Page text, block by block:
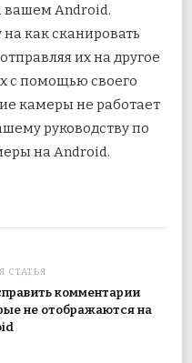
вашем Android.
как сканировать
их на другое
с помощью своего
камеры не работает
руководству по
на Android.
СТАТЬЯ
комментарии
не отображаются на